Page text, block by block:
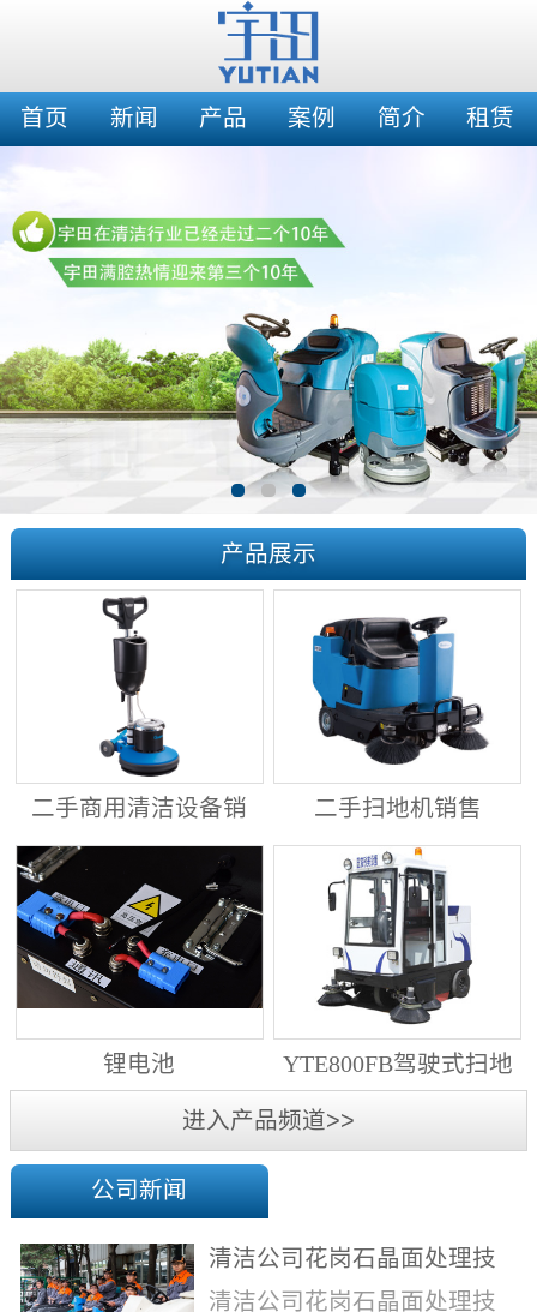
首页 新闻 产品 案例 简介 租赁
产品展示
二手商用清洁设备销
二手扫地机销售
锂电池
YTE800FB驾驶式扫地
进入产品频道>>
公司新闻
清洁公司花岗石晶面处理技
术方案
清洁公司花岗石晶面处理技